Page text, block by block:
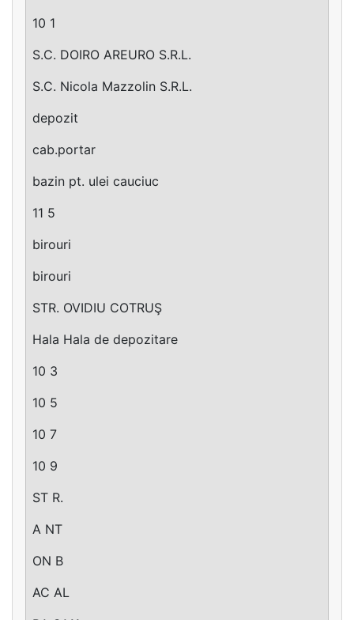
10 1
S.C. DOIRO AREURO S.R.L.
S.C. Nicola Mazzolin S.R.L.
depozit
cab.portar
bazin pt. ulei cauciuc
11 5
birouri
birouri
STR. OVIDIU COTRUŞ
Hala Hala de depozitare
10 3
10 5
10 7
10 9
ST R.
A NT
ON B
AC AL